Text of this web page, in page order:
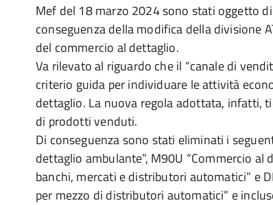
Mef del 18 marzo 2024 sono stati oggetto
conseguenza della modifica della divisione
del commercio al dettaglio.
Va rilevato al riguardo che il “canale di
criterio guida per individuare le attività
dettaglio. La nuova regola adottata, infatti,
di prodotti venduti.
Di conseguenza sono stati eliminati i
dettaglio ambulante”, M90U “Commercio
banchi, mercati e distributori automatici” e
per mezzo di distributori automatici” e